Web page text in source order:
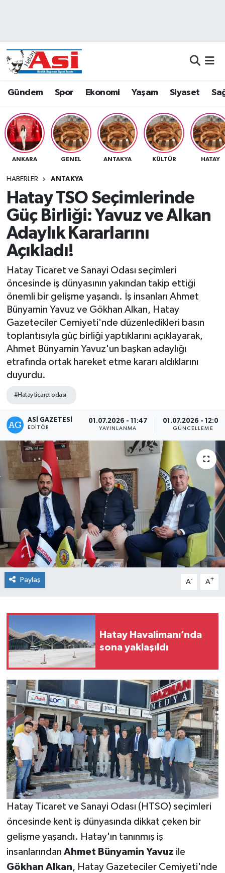
Gündem Spor Ekonomi Yaşam Siyaset
ANKARA GENEL ANTAKYA KÜLTÜR HATAY
HABERLER ANTAKYA
Hatay TSO Seçimlerinde
Güç Birliği: Yavuz ve Alkan
Adaylık Kararlarını
Açıkladı!
Hatay Ticaret ve Sanayi Odası seçimleri
öncesinde iş dünyasının yakından takip ettiği
önemli bir gelişme yaşandı. İş insanları Ahmet
Bünyamin Yavuz ve Gökhan Alkan, Hatay
Gazeteciler Cemiyeti'nde düzenledikleri basın
toplantısıyla güç birliği yaptıklarını açıklayarak,
Ahmet Bünyamin Yavuz'un başkan adaylığı
etrafında ortak hareket etme kararı aldıklarını
duyurdu.
#Hatay ticaret odası
ASI GAZETESI
EDITÖR
01.07.2026 - 11:47
YAYINLANMA
01.07.2026 - 12:06
GÜNCELLEME
Paylaş A- A+
Hatay Havalimanı’nda
sona yaklaşıldı
Hatay Ticaret ve Sanayi Odası (HTSO) seçimleri
öncesinde kent iş dünyasında dikkat çeken bir
gelişme yaşandı. Hatay'ın tanınmış iş
insanlarından Ahmet Bünyamin Yavuz ile
Gökhan Alkan, Hatay Gazeteciler Cemiyeti'nde
Dünya
Eğitim
Ekonomi
Gündem
Sağlık
Siyaset
Spor
Teknoloji
Yaşam
Hava Durumu
Namaz Vakitleri
Trafik Durumu
Süper Lig Puan Durumu ve Fikstür
Son Dakika Haberleri
Haber Arşivi